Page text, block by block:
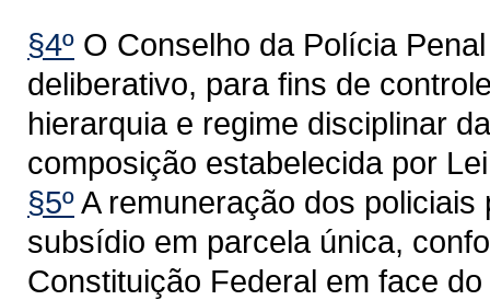
§4º O Conselho da Polícia
deliberativo, para fins de
hierarquia e regime disciplinar
composição estabelecida por
§5ºA remuneração dos
subsídio em parcela única,
Constituição Federal em face